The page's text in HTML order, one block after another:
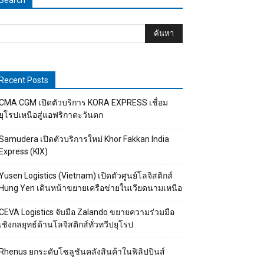
Posts
CGM เปิดตัวบริการ KORA EXPRESS เชื่อม
โรปเหนือสู่แอฟริกาตะวันตก
เปิดตัวบริการใหม่ Khor Fakkan India
(KIX)
Logistics (Vietnam) เปิดตัวศูนย์โลจิสติกส์
Yen เดินหน้าขยายเครือข่ายในเวียดนามเหนือ
Logistics จับมือ Zalando ขยายความร่วมมือ
ชิงกลยุทธ์ด้านโลจิสติกส์ทั่วทวีปยุโรป
ยกระดับโซลูชันคลังสินค้าในฟิลิปปินส์